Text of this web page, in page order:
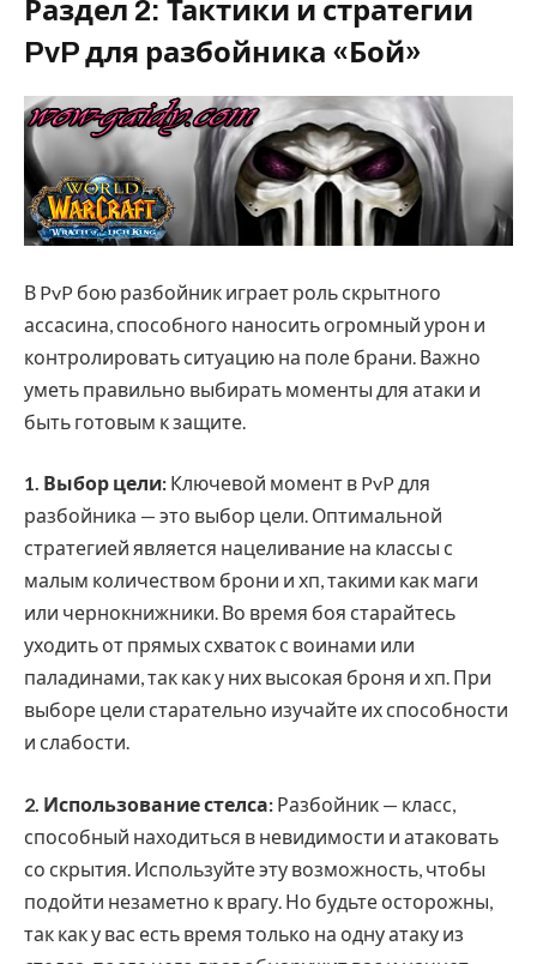
Раздел 2: Тактики и стратегии
PvP для разбойника «Бой»
В PvP бою разбойник играет роль скрытного
ассасина, способного наносить огромный урон и
контролировать ситуацию на поле брани. Важно
уметь правильно выбирать моменты для атаки и
быть готовым к защите.
1. Выбор цели: Ключевой момент в PvP для
разбойника — это выбор цели. Оптимальной
стратегией является нацеливание на классы с
малым количеством брони и хп, такими как маги
или чернокнижники. Во время боя старайтесь
уходить от прямых схваток с воинами или
паладинами, так как у них высокая броня и хп. При
выборе цели старательно изучайте их способности
и слабости.
2. Использование стелса: Разбойник — класс,
способный находиться в невидимости и атаковать
со скрытия. Используйте эту возможность, чтобы
подойти незаметно к врагу. Но будьте осторожны,
так как у вас есть время только на одну атаку из